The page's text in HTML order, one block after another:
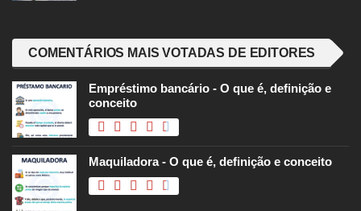
COMENTÁRIOS MAIS VOTADAS DE EDITORES
Empréstimo bancário - O que é, definição e
conceito
Maquiladora - O que é, definição e conceito